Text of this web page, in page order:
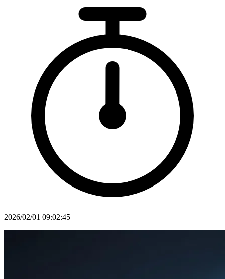
2026/02/01 09:02:45